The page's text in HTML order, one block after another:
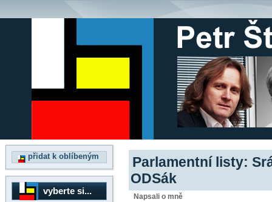
přidat k oblíbeným
vyberte si...
Parlamentní listy:
ODSák
Napsali o mně